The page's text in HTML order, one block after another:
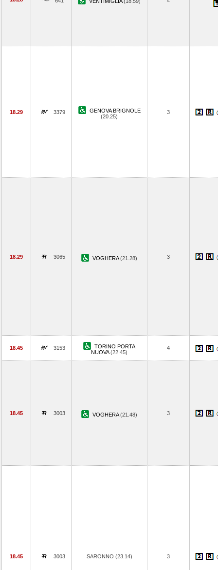
18.29 3379
GENOVA BRIGNOLE
(20.25)
3
18.29 3065 VOGHERA(21.28) 3
18.45 3153
TORINO PORTA
NUOVA(22.45)
4
18.45 3003 VOGHERA(21.48) 3
18.45 3003 SARONNO (23.14) 3